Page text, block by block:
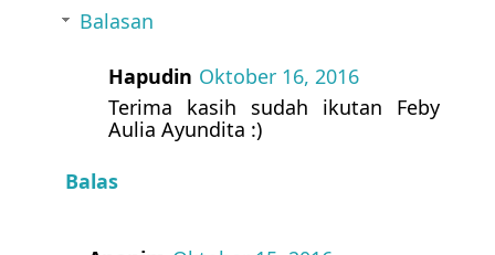
Balasan
Hapudin Oktober 16, 2016
Terima kasih sudah ikutan Feby
Aulia Ayundita :)
Balas